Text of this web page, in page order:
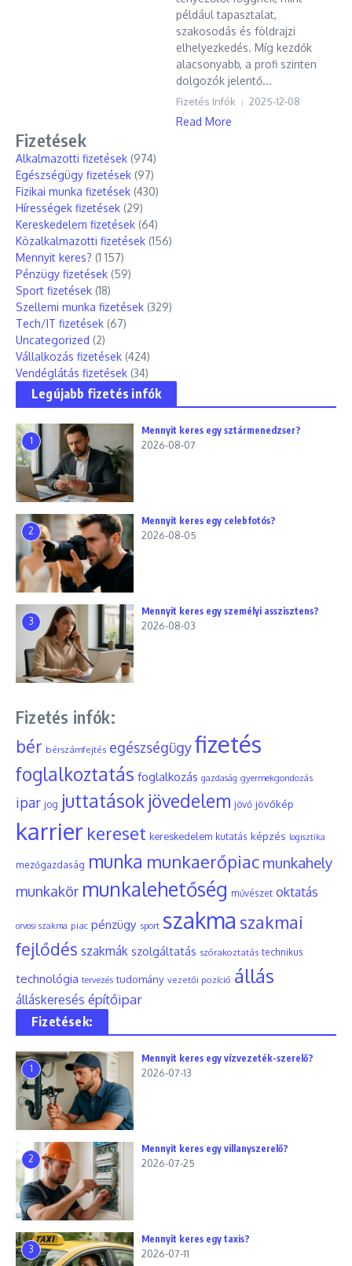
például tapasztalat,
szakosodás és földrajzi
elhelyezkedés. Míg kezdők
alacsonyabb, a profi szinten
dolgozók jelentő...
Fizetés Infók 2025-12-08
Read More
Fizetések
Alkalmazotti fizetések (974)
Egészségügy fizetések (97)
Fizikai munka fizetések (430)
Hírességek fizetések (29)
Kereskedelem fizetések (64)
Közalkalmazotti fizetések (156)
Mennyit keres? (1 157)
Pénzügy fizetések (59)
Sport fizetések (18)
Szellemi munka fizetések (329)
Tech/IT fizetések (67)
Uncategorized (2)
Vállalkozás fizetések (424)
Vendéglátás fizetések (34)
Legújabb fizetés infók
1
Mennyit keres egy sztármenedzser?
2026-08-07
2
Mennyit keres egy celebfotós?
2026-08-05
3
Mennyit keres egy személyi asszisztens?
2026-08-03
Fizetés infók:
bér bérszámfejtés egészségügyfizetés
foglalkoztatás foglalkozás gazdaság gyermekgondozás
ipar jog juttatások jövedelem jövő jövőkép
karrier kereset kereskedelem kutatás képzés logisztika
mezőgazdaság munka munkaerőpiac munkahely
munkakör munkalehetőség művészet oktatás
orvosi szakma piac pénzügy sport szakma szakmai
fejlődés szakmák szolgáltatás szórakoztatás technikus
technológia tervezés tudomány vezetői pozíció állás
álláskeresés építőipar
Fizetések:
1
Mennyit keres egy vízvezeték-szerelő?
2026-07-13
2
Mennyit keres egy villanyszerelő?
2026-07-25
3
Mennyit keres egy taxis?
2026-07-11